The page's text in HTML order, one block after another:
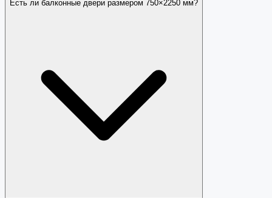
Есть ли балконные двери размером 750×2250 мм?